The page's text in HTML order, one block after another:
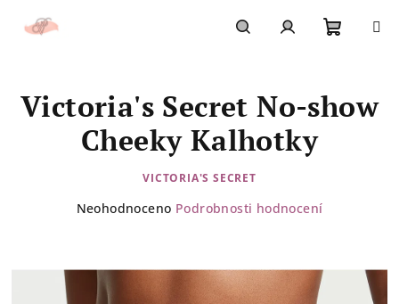
košík
Victoria's Secret No-show
Cheeky Kalhotky
VICTORIA'S SECRET
Průměrné
Neohodnoceno Podrobnosti hodnocení